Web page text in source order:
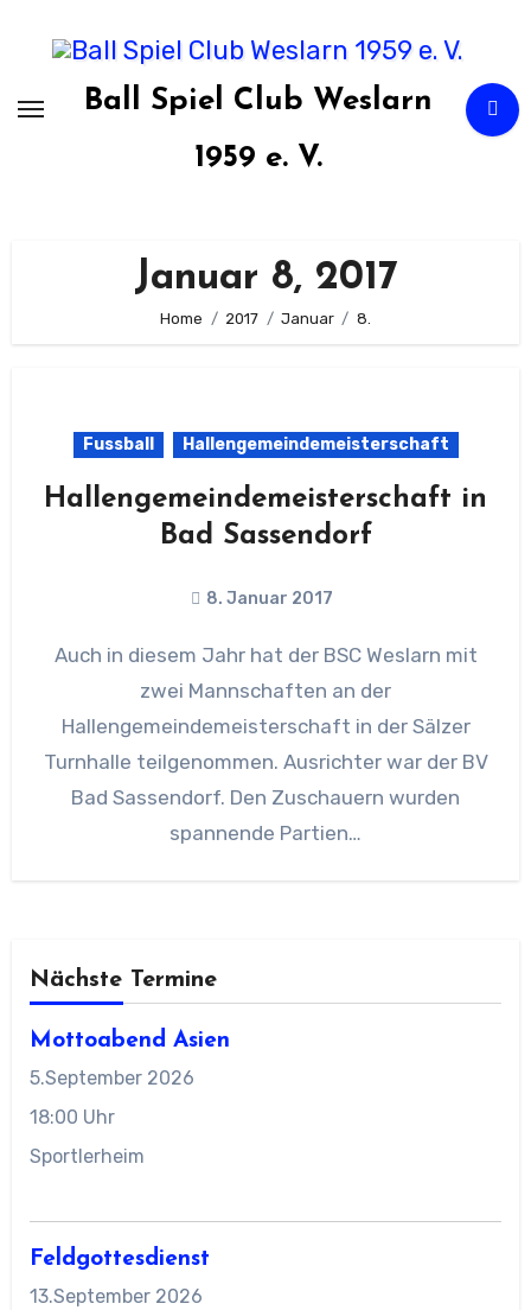
Ball Spiel Club Weslarn
1959 e. V.
Januar 8, 2017
Home 2017 Januar 8.
Fussball Hallengemeindemeisterschaft
Hallengemeindemeisterschaft in
Bad Sassendorf
8. Januar 2017
Auch in diesem Jahr hat der BSC Weslarn mit
zwei Mannschaften an der
Hallengemeindemeisterschaft in der Sälzer
Turnhalle teilgenommen. Ausrichter war der BV
Bad Sassendorf. Den Zuschauern wurden
spannende Partien…
Nächste Termine
Mottoabend Asien
5.September 2026
18:00 Uhr
Sportlerheim
Feldgottesdienst
13.September 2026